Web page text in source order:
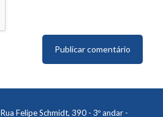
Rua Felipe Schmidt, 390 - 3º andar -